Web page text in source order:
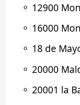
⚬ 12900
⚬ 16000
⚬ 18 de
⚬ 20000
⚬ 20001 la